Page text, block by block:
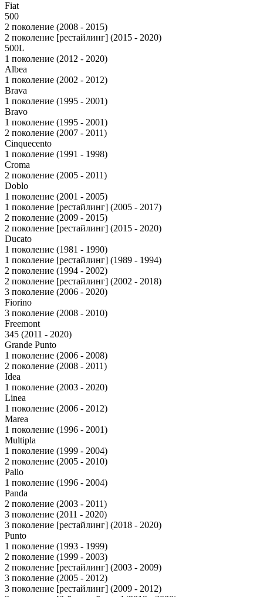
Fiat
500
2 поколение (2008 - 2015)
2 поколение [рестайлинг] (2015 - 2020)
500L
1 поколение (2012 - 2020)
Albea
1 поколение (2002 - 2012)
Brava
1 поколение (1995 - 2001)
Bravo
1 поколение (1995 - 2001)
2 поколение (2007 - 2011)
Cinquecento
1 поколение (1991 - 1998)
Croma
2 поколение (2005 - 2011)
Doblo
1 поколение (2001 - 2005)
1 поколение [рестайлинг] (2005 - 2017)
2 поколение (2009 - 2015)
2 поколение [рестайлинг] (2015 - 2020)
Ducato
1 поколение (1981 - 1990)
1 поколение [рестайлинг] (1989 - 1994)
2 поколение (1994 - 2002)
2 поколение [рестайлинг] (2002 - 2018)
3 поколение (2006 - 2020)
Fiorino
3 поколение (2008 - 2010)
Freemont
345 (2011 - 2020)
Grande Punto
1 поколение (2006 - 2008)
2 поколение (2008 - 2011)
Idea
1 поколение (2003 - 2020)
Linea
1 поколение (2006 - 2012)
Marea
1 поколение (1996 - 2001)
Multipla
1 поколение (1999 - 2004)
2 поколение (2005 - 2010)
Palio
1 поколение (1996 - 2004)
Panda
2 поколение (2003 - 2011)
3 поколение (2011 - 2020)
3 поколение [рестайлинг] (2018 - 2020)
Punto
1 поколение (1993 - 1999)
2 поколение (1999 - 2003)
2 поколение [рестайлинг] (2003 - 2009)
3 поколение (2005 - 2012)
3 поколение [рестайлинг] (2009 - 2012)